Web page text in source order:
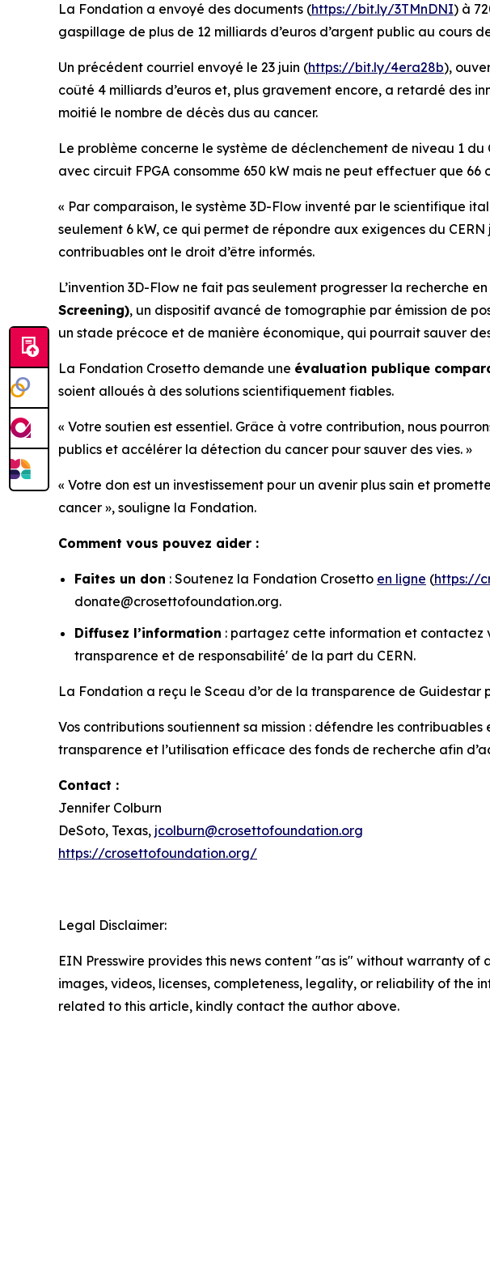
La Fondation a envoyé des documents (https://bit.ly/3TMnDNI) à
gaspillage de plus de 12 milliards d’euros d’argent public au cours
Un précédent courriel envoyé le 23 juin (https://bit.ly/4era28b),
coûté 4 milliards d’euros et, plus gravement encore, a retardé des
moitié le nombre de décès dus au cancer.
Le problème concerne le système de déclenchement de niveau 1
avec circuit FPGA consomme 650 kW mais ne peut effectuer que
« Par comparaison, le système 3D-Flow inventé par le scientifique
seulement 6 kW, ce qui permet de répondre aux exigences du
contribuables ont le droit d’être informés.
L’invention 3D-Flow ne fait pas seulement progresser la recherche
Screening), un dispositif avancé de tomographie par émission de
un stade précoce et de manière économique, qui pourrait sauver
La Fondation Crosetto demande une évaluation publique
soient alloués à des solutions scientifiquement fiables.
« Votre soutien est essentiel. Grâce à votre contribution, nous
publics et accélérer la détection du cancer pour sauver des vies. »
« Votre don est un investissement pour un avenir plus sain et
cancer », souligne la Fondation.
Comment vous pouvez aider :
Faites un don : Soutenez la Fondation Crosetto en ligne (https://
donate@crosettofoundation.org.
Diffusez l’information : partagez cette information et contactez
transparence et de responsabilité' de la part du CERN.
La Fondation a reçu le Sceau d’or de la transparence de Guidestar
Vos contributions soutiennent sa mission : défendre les
transparence et l’utilisation efficace des fonds de recherche afin
Contact :
Jennifer Colburn
DeSoto, Texas, jcolburn@crosettofoundation.org
https://crosettofoundation.org/
Legal Disclaimer:
EIN Presswire provides this news content "as is" without warranty
images, videos, licenses, completeness, legality, or reliability of the
related to this article, kindly contact the author above.